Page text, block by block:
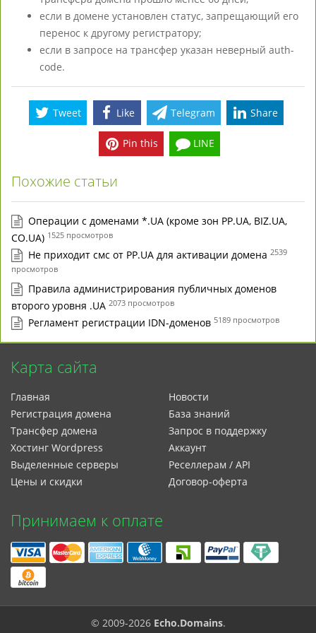
если в домене установлен статус, запрещающий его
перенос к другому регистратору;
если в запросе на трансфер указан неверный auth-
code.
Tweet Like Telegram Share
Pin this LINE
Похожие статьи
Операции с доменами *.UA (кроме зон PP.UA, BIZ.UA,
CO.UA) 1525 просмотров
Не приходит смс от PP.UA для активации домена 2539
просмотров
Правила администрирования публичных доменов
второго уровня .UA 2073 просмотров
Регламент регистрации IDN-доменов 5189 просмотров
Карта сайта
Главная
Регистрация домена
Трансфер домена
Xостинг Wordpress
Выделенные серверы
Цены и скидки
Новости
База знаний
Запрос в поддержку
Аккаунт
Реселлерам / API
Договор-оферта
Принимаем к оплате
© 2009-2026 Echo.Domains.